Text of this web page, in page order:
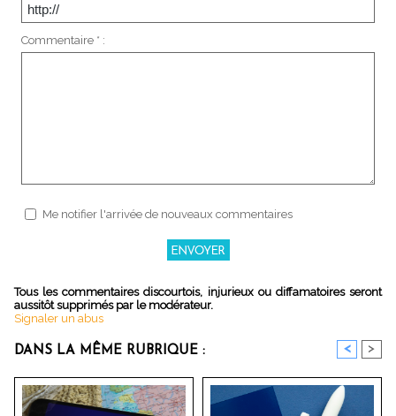
Commentaire * :
Me notifier l'arrivée de nouveaux commentaires
Tous les commentaires discourtois, injurieux ou diffamatoires seront
aussitôt supprimés par le modérateur.
Signaler un abus
DANS LA MÊME RUBRIQUE : < >